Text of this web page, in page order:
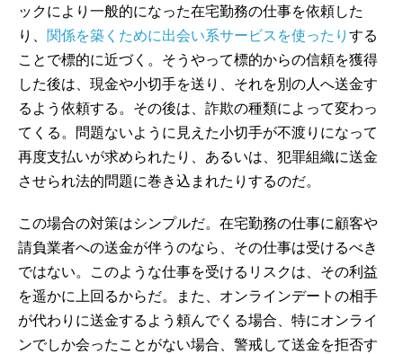
ックにより一般的になった在宅勤務の仕事を依頼した
り、 関係を築くために出会い系サービスを使ったり する
ことで標的に近づく。そうやって標的からの信頼を獲得
した後は、現金や小切手を送り、それを別の人へ送金す
るよう依頼する。その後は、詐欺の種類によって変わっ
てくる。問題ないように見えた小切手が不渡りになって
再度支払いが求められたり、あるいは、犯罪組織に送金
させられ法的問題に巻き込まれたりするのだ。
この場合の対策はシンプルだ。在宅勤務の仕事に顧客や
請負業者への送金が伴うのなら、その仕事は受けるべき
ではない。このような仕事を受けるリスクは、その利益
を遥かに上回るからだ。また、オンラインデートの相手
が代わりに送金するよう頼んでくる場合、特にオンライ
ンでしか会ったことがない場合、警戒して送金を拒否す